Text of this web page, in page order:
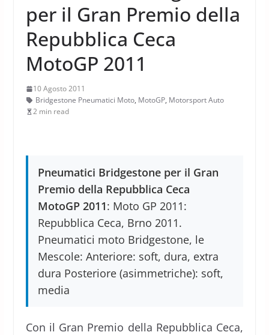
per il Gran Premio della
Repubblica Ceca
MotoGP 2011
10 Agosto 2011
Bridgestone Pneumatici Moto, MotoGP, Motorsport Auto
2 min read
Pneumatici Bridgestone per il Gran
Premio della Repubblica Ceca
MotoGP 2011: Moto GP 2011:
Repubblica Ceca, Brno 2011.
Pneumatici moto Bridgestone, le
Mescole: Anteriore: soft, dura, extra
dura Posteriore (asimmetriche): soft,
media
Con il Gran Premio della Repubblica Ceca,